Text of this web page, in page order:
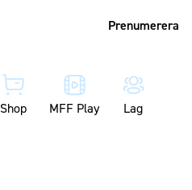
Shop MFF Play Lag